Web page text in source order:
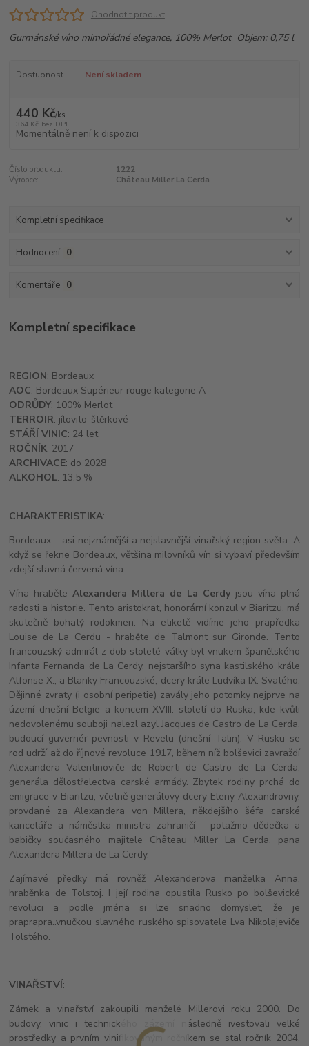
Ohodnotit produkt
Gurmánské víno mimořádné elegance, 100% Merlot Objem: 0,75 l
Dostupnost Není skladem
440 Kč/ks
364 Kč bez DPH
Momentálně není k dispozici
Číslo produktu:
1222
Výrobce:
Château Miller La Cerda
Kompletní specifikace
Hodnocení 0
Komentáře 0
Kompletní specifikace
REGION: Bordeaux
AOC: Bordeaux Supérieur rouge kategorie A
ODRŮDY: 100% Merlot
TERROIR: jílovito-štěrkové
STÁŘÍ VINIC: 24 let
ROČNÍK: 2017
ARCHIVACE: do 2028
ALKOHOL: 13,5 %
CHARAKTERISTIKA:
Bordeaux - asi nejznámější a nejslavnější vinařský region světa. A
když se řekne Bordeaux, většina milovníků vín si vybaví především
zdejší slavná červená vína.
Vína hraběteAlexandera Millera de La Cerdyjsou vína plná
radosti a historie. Tento aristokrat, honorární konzul v Biaritzu, má
skutečně bohatý rodokmen. Na etiketě vidíme jeho prapředka
Louise de La Cerdu - hraběte de Talmont sur Gironde. Tento
francouzský admirál z dob stoleté války byl vnukem španělského
Infanta Fernanda de La Cerdy, nejstaršího syna kastilského krále
Alfonse X., a Blanky Francouzské, dcery krále Ludvíka IX. Svatého.
Dějinné zvraty (i osobní peripetie) zavály jeho potomky nejprve na
území dnešní Belgie a koncem XVIII. století do Ruska, kde kvůli
nedovolenému souboji nalezl azyl Jacques de Castro de La Cerda,
budoucí guvernér pevnosti v Revelu (dnešní Talin). V Rusku se
rod udrží až do říjnové revoluce 1917, během níž bolševici zavraždí
Alexandera Valentinoviče de Roberti de Castro de La Cerda,
generála dělostřelectva carské armády. Zbytek rodiny prchá do
emigrace v Biaritzu, včetně generálovy dcery Eleny Alexandrovny,
provdané za Alexandera von Millera, někdejšího šéfa carské
kanceláře a náměstka ministra zahraničí - potažmo dědečka a
babičky současného majitele Château Miller La Cerda, pana
Alexandera Millera de La Cerdy.
Zajímavé předky má rovněž Alexanderova manželka Anna,
hraběnka de Tolstoj. I její rodina opustila Rusko po bolševické
revoluci a podle jména si lze snadno domyslet, že je
praprapra..vnučkou slavného ruského spisovatele Lva Nikolajeviče
Tolstého.
VINAŘSTVÍ:
Zámek a vinařství zakoupili manželé Millerovi roku 2000. Do
budovy, vinic i technického zázemí následně ivestovali velké
prostředky a prvním vinifikovaným ročníkem se stal ročník 2004.